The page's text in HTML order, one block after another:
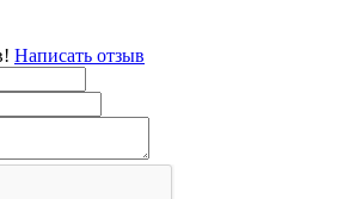
Написать отзыв